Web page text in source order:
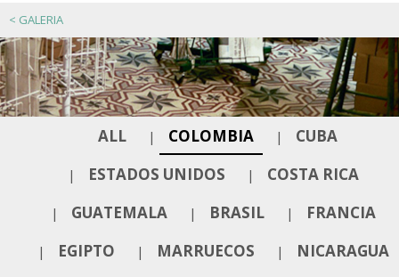
< GALERIA
ALL | COLOMBIA | CUBA
| ESTADOS UNIDOS | COSTA RICA
| GUATEMALA | BRASIL | FRANCIA
| EGIPTO | MARRUECOS | NICARAGUA